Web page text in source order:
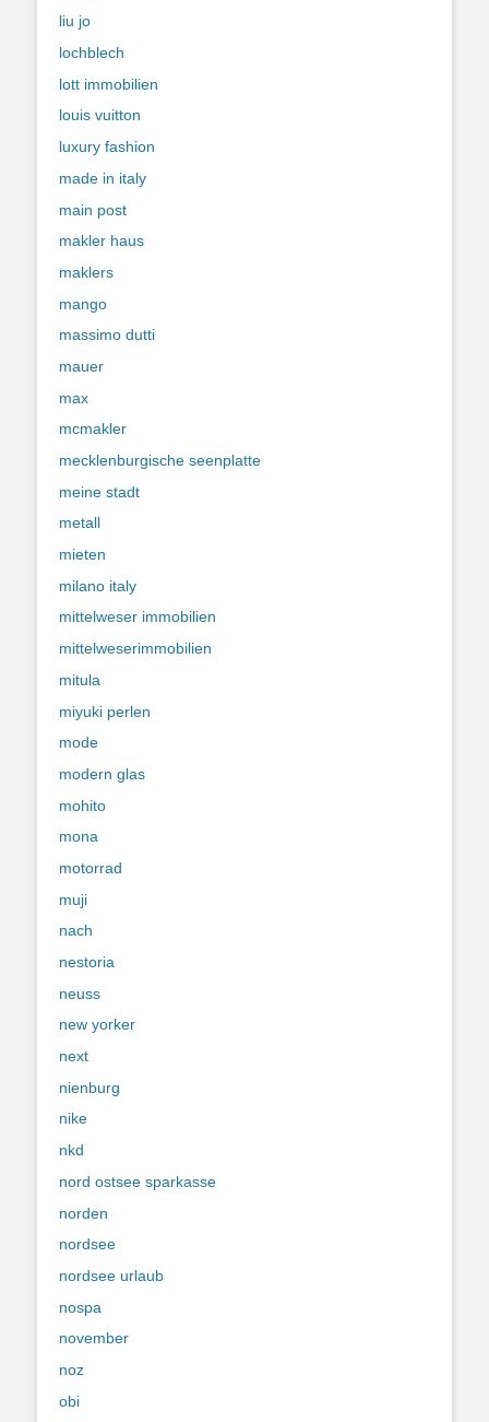
liu jo
lochblech
lott immobilien
louis vuitton
luxury fashion
made in italy
main post
makler haus
maklers
mango
massimo dutti
mauer
max
mcmakler
mecklenburgische seenplatte
meine stadt
metall
mieten
milano italy
mittelweser immobilien
mittelweserimmobilien
mitula
miyuki perlen
mode
modern glas
mohito
mona
motorrad
muji
nach
nestoria
neuss
new yorker
next
nienburg
nike
nkd
nord ostsee sparkasse
norden
nordsee
nordsee urlaub
nospa
november
noz
obi